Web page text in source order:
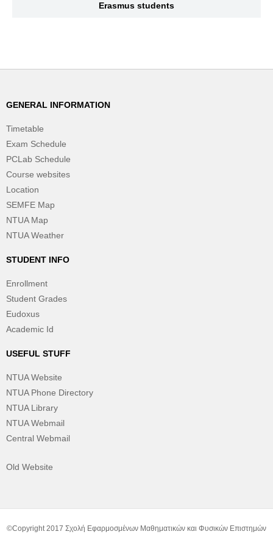
Erasmus students
GENERAL INFORMATION
Timetable
Exam Schedule
PCLab Schedule
Course websites
Location
SEMFE Map
NTUA Map
NTUA Weather
STUDENT INFO
Enrollment
Student Grades
Eudoxus
Academic Id
USEFUL STUFF
NTUA Website
NTUA Phone Directory
NTUA Library
NTUA Webmail
Central Webmail
Old Website
©Copyright 2017 Σχολή Εφαρμοσμένων Μαθηματικών και Φυσικών Επιστημών